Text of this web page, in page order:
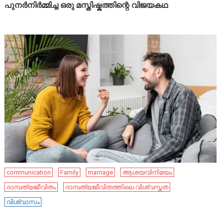
പുനർനിർമ്മിച്ച ഒരു മസ്തിഷ്കത്തിന്റെ വിജയകഥ
communication Family marriage
ആശയവിനിമയം
ദാമ്പത്യജീവിതം
ദാമ്പത്യജീവിതത്തിലെ വിശ്വസ്തത
വിശ്വാസം